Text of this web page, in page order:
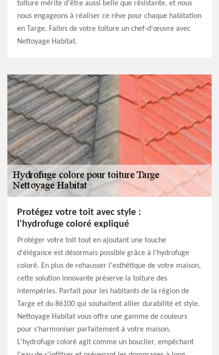
toiture mérite d'être aussi belle que résistante, et nous
nous engageons à réaliser ce rêve pour chaque habitation
en Targe. Faites de votre toiture un chef-d'œuvre avec
Nettoyage Habitat.
Protégez votre toit avec style :
l'hydrofuge coloré expliqué
Protéger votre toit tout en ajoutant une touche
d'élégance est désormais possible grâce à l'hydrofuge
coloré. En plus de rehausser l'esthétique de votre maison,
cette solution innovante préserve la toiture des
intempéries. Parfait pour les habitants de la région de
Targe et du 86100 qui souhaitent allier durabilité et style.
Nettoyage Habitat vous offre une gamme de couleurs
pour s'harmoniser parfaitement à votre maison.
L'hydrofuge coloré agit comme un bouclier, empêchant